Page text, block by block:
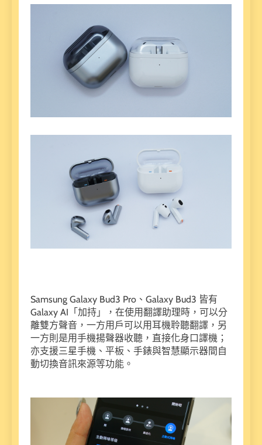
Samsung Galaxy Bud3 Pro、Galaxy Bud3 皆有
Galaxy AI「加持」，在使用翻譯助理時，可以分
離雙方聲音，一方用戶可以用耳機聆聽翻譯，另
一方則是用手機揚聲器收聽，直接化身口譯機；
亦支援三星手機、平板、手錶與智慧顯示器間自
動切換音訊來源等功能。